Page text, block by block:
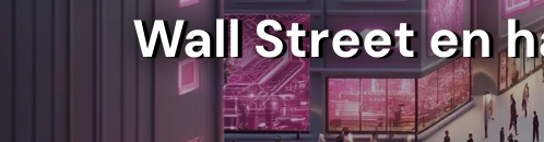
Wall Street en